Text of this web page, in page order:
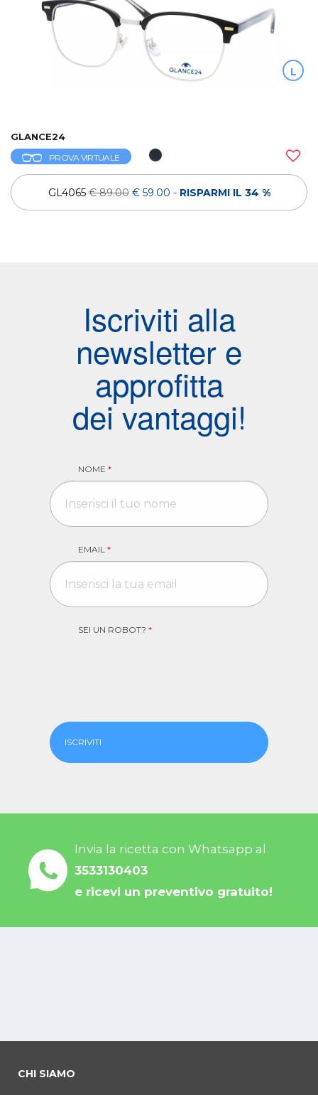
L
GLANCE24
PROVA VIRTUALE
GL4065€ 89.00 € 59.00 - RISPARMI IL 34 %
Iscriviti alla
newsletter e
approfitta
dei vantaggi!
NOME *
EMAIL *
SEI UN ROBOT? *
ISCRIVITI
Invia la ricetta con Whatsapp al
3533130403
e ricevi un preventivo gratuito!
CHI SIAMO